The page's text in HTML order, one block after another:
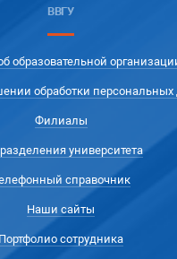
ВВГУ
образовательной
обработки
Филиалы
университета
справочник
Наши сайты
Портфолио сотрудника